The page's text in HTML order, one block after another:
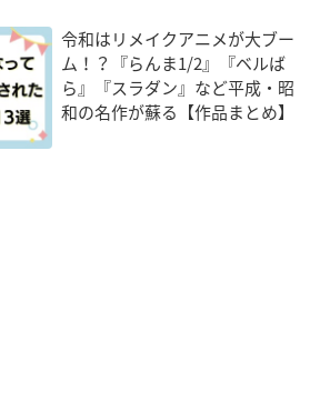
令和はリメイクアニメが大ブー
ム！？『らんま1/2』『ベルば
ら』『スラダン』など平成・昭
和の名作が蘇る【作品まとめ】